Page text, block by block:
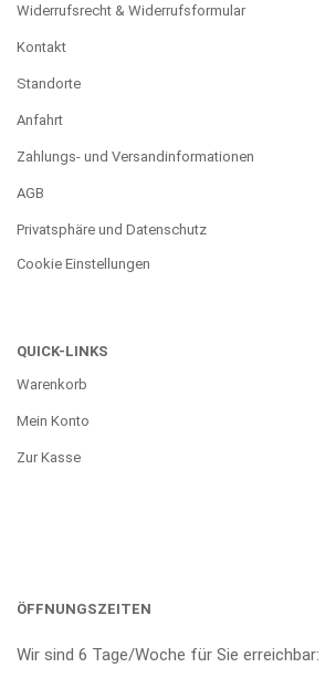
Widerrufsrecht & Widerrufsformular
Kontakt
Standorte
Anfahrt
Zahlungs- und Versandinformationen
AGB
Privatsphäre und Datenschutz
Cookie Einstellungen
QUICK-LINKS
Warenkorb
Mein Konto
Zur Kasse
ÖFFNUNGSZEITEN
Wir sind 6 Tage/Woche für Sie erreichbar: